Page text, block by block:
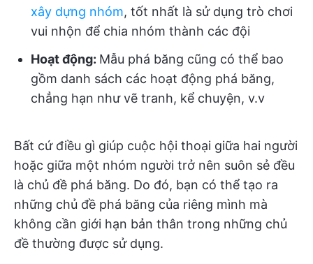
xây dựng nhóm, tốt nhất là sử dụng trò chơi
vui nhộn để chia nhóm thành các đội
Hoạt động: Mẫu phá băng cũng có thể bao
gồm danh sách các hoạt động phá băng,
chẳng hạn như vẽ tranh, kể chuyện, v.v
Bất cứ điều gì giúp cuộc hội thoại giữa hai người
hoặc giữa một nhóm người trở nên suôn sẻ đều
là chủ đề phá băng. Do đó, bạn có thể tạo ra
những chủ đề phá băng của riêng mình mà
không cần giới hạn bản thân trong những chủ
đề thường được sử dụng.